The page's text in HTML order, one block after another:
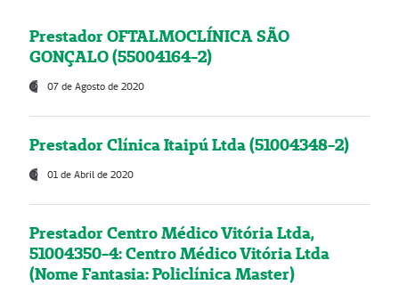
Prestador OFTALMOCLÍNICA SÃO
GONÇALO (55004164-2)
07 de Agosto de 2020
Prestador Clínica Itaipú Ltda (51004348-2)
01 de Abril de 2020
Prestador Centro Médico Vitória Ltda,
51004350-4: Centro Médico Vitória Ltda
(Nome Fantasia: Policlínica Master)